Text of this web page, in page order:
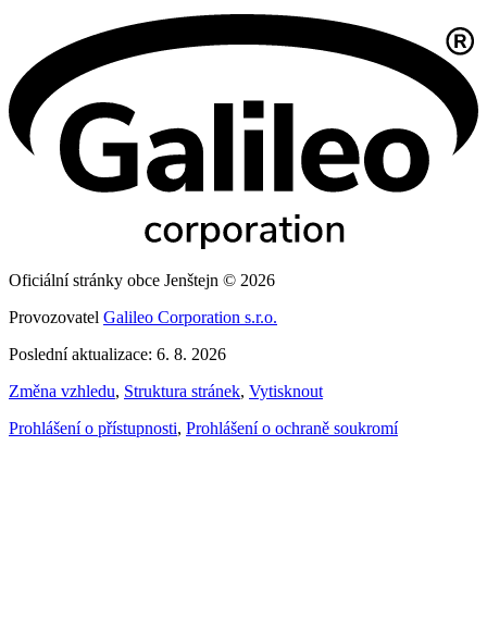
Oficiální stránky obce Jenštejn © 2026
Provozovatel Galileo Corporation s.r.o.
Poslední aktualizace: 6. 8. 2026
Změna vzhledu, Struktura stránek, Vytisknout
Prohlášení o přístupnosti, Prohlášení o ochraně soukromí